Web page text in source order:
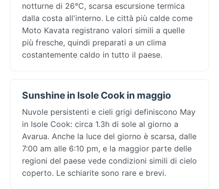
notturne di 26°C, scarsa escursione termica
dalla costa all'interno. Le città più calde come
Moto Kavata registrano valori simili a quelle
più fresche, quindi preparati a un clima
costantemente caldo in tutto il paese.
Sunshine in Isole Cook in maggio
Nuvole persistenti e cieli grigi definiscono May
in Isole Cook: circa 1.3h di sole al giorno a
Avarua. Anche la luce del giorno è scarsa, dalle
7:00 am alle 6:10 pm, e la maggior parte delle
regioni del paese vede condizioni simili di cielo
coperto. Le schiarite sono rare e brevi.